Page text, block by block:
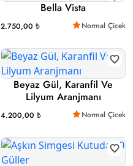
Bella Vista
2.750,00 ₺ Normal Çicek
Beyaz Gül, Karanfil Ve
Lilyum Aranjmanı
4.200,00 ₺ Normal Çicek